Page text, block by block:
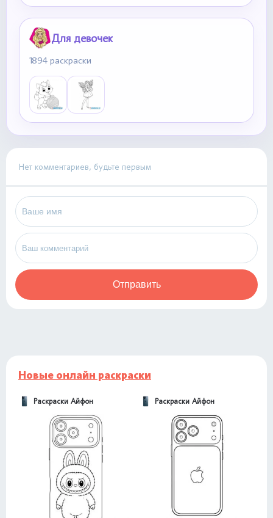
Для девочек
1894 раскраски
Нет комментариев, будьте первым
Отправить
Новые онлайн раскраски
Раскраски Айфон Раскраски Айфон